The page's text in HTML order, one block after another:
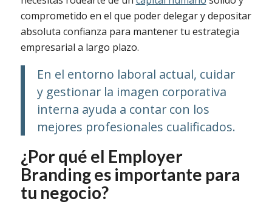
comprometido en el que poder delegar y depositar
absoluta confianza para mantener tu estrategia
empresarial a largo plazo.
En el entorno laboral actual, cuidar
y gestionar la imagen corporativa
interna ayuda a contar con los
mejores profesionales cualificados.
¿Por qué el Employer
Branding es importante para
tu negocio?